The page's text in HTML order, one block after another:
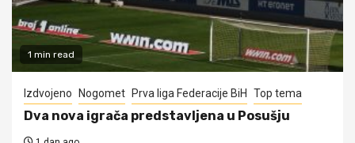
1 min read
Izdvojeno Nogomet Prva liga Federacije BiH Top tema
Dva nova igrača predstavljena u Posušju